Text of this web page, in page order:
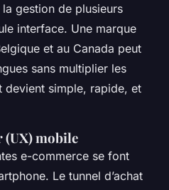
gestion de plusieurs
interface. Une marque
et au Canada peut
sans multiplier les
devient simple, rapide, et
(UX) mobile
e-commerce se font
Le tunnel d’achat